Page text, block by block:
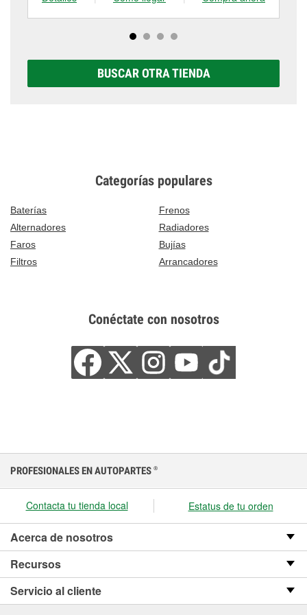
BUSCAR OTRA TIENDA
Categorías populares
Baterías
Frenos
Alternadores
Radiadores
Faros
Bujías
Filtros
Arrancadores
Conéctate con nosotros
PROFESIONALES EN AUTOPARTES ®
Contacta tu tienda local Estatus de tu orden
Acerca de nosotros
Recursos
Servicio al cliente